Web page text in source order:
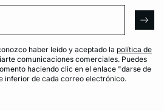
haber leído y aceptado la política de
comunicaciones comerciales. Puedes
haciendo clic en el enlace "darse de
inferior de cada correo electrónico.